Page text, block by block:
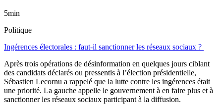
5min
Politique
Ingérences électorales : faut-il sanctionner les réseaux sociaux ?
Après trois opérations de désinformation en quelques jours ciblant
des candidats déclarés ou pressentis à l’élection présidentielle,
Sébastien Lecornu a rappelé que la lutte contre les ingérences était
une priorité. La gauche appelle le gouvernement à en faire plus et à
sanctionner les réseaux sociaux participant à la diffusion.